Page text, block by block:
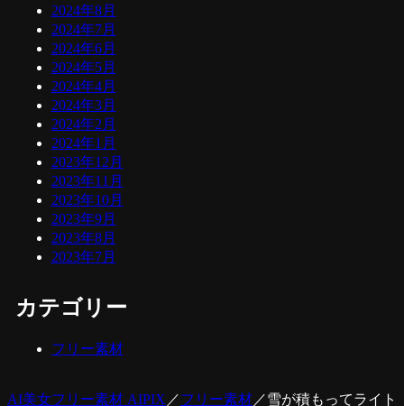
2024年8月
2024年7月
2024年6月
2024年5月
2024年4月
2024年3月
2024年2月
2024年1月
2023年12月
2023年11月
2023年10月
2023年9月
2023年8月
2023年7月
カテゴリー
フリー素材
AI美女フリー素材 AIPIX ／フリー素材 ／雪が積もってライト